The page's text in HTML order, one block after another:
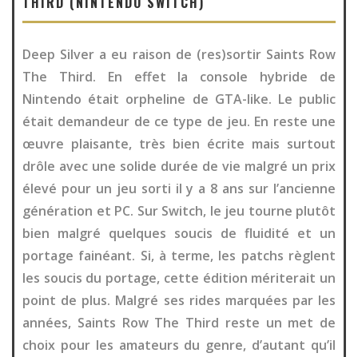
Deep Silver a eu raison de (res)sortir Saints Row
The Third. En effet la console hybride de
Nintendo était orpheline de GTA-like. Le public
était demandeur de ce type de jeu. En reste une
œuvre plaisante, très bien écrite mais surtout
drôle avec une solide durée de vie malgré un prix
élevé pour un jeu sorti il y a 8 ans sur l’ancienne
génération et PC. Sur Switch, le jeu tourne plutôt
bien malgré quelques soucis de fluidité et un
portage fainéant. Si, à terme, les patchs règlent
les soucis du portage, cette édition mériterait un
point de plus. Malgré ses rides marquées par les
années, Saints Row The Third reste un met de
choix pour les amateurs du genre, d’autant qu’il